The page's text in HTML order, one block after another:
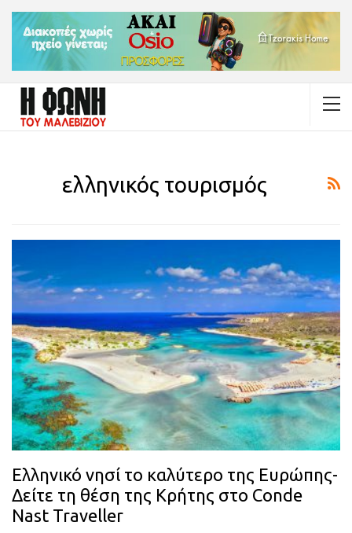
ελληνικός τουρισμός
Ελληνικό νησί το καλύτερο της Ευρώπης-
Δείτε τη θέση της Κρήτης στο Conde
Nast Traveller